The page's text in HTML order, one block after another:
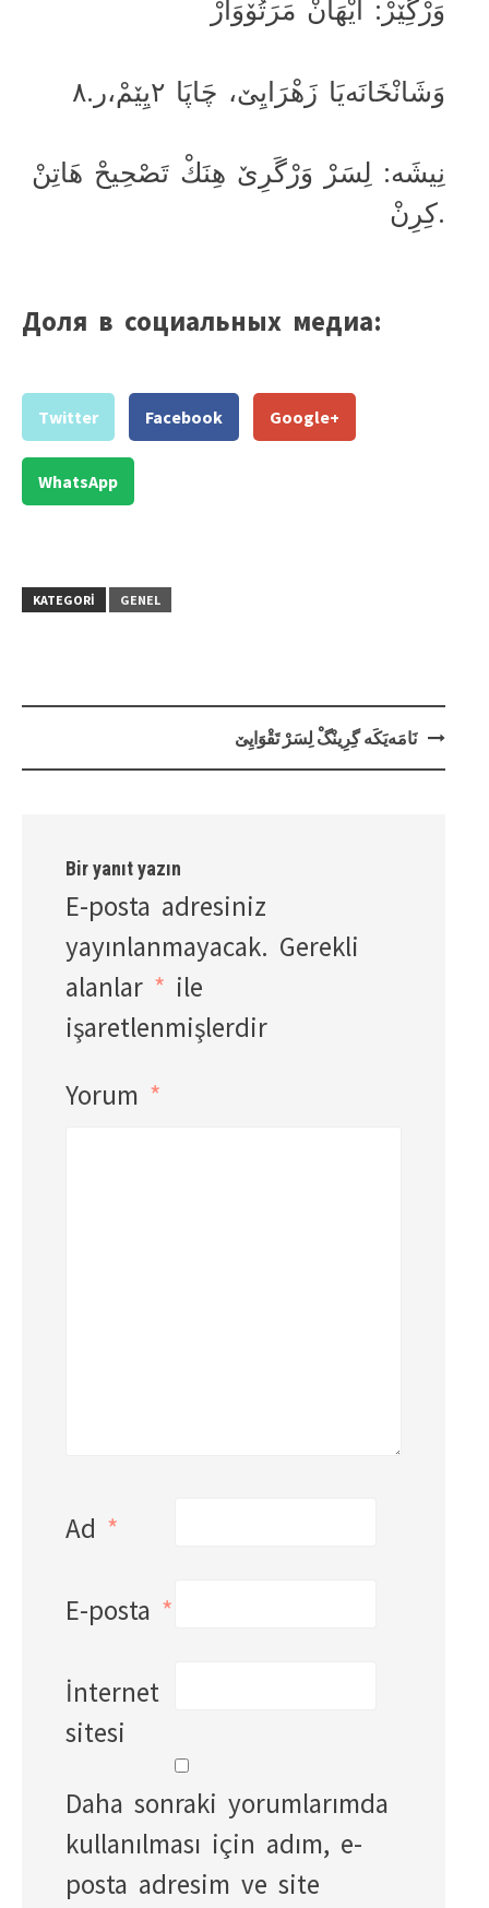
وَرْگِێرْ: آیْهَانْ مَرَتُۆوَارْ
وَشَانْخَانَەیَا زَهْرَایِێ، چَاپَا ٢یِێمْ،ر.٨
نِیشَە: لِسَرْ وَرْگَرِێ هِنَكْ تَصْحِیحْ هَاتِنْ
کِرِنْ.
Доля в социальных медиа:
Twitter Facebook Google+
WhatsApp
KATEGORI GENEL
navigation
نَامَەیَکَە گِرِینْگْ لِسَرْ تَقْوَایِێ
Bir yanıt yazın
E-posta adresiniz
yayınlanmayacak. Gerekli
alanlar * ile
işaretlenmişlerdir
Yorum *
Ad *
E-posta *
İnternet
sitesi
Daha sonraki yorumlarımda
kullanılması için adım, e-
posta adresim ve site